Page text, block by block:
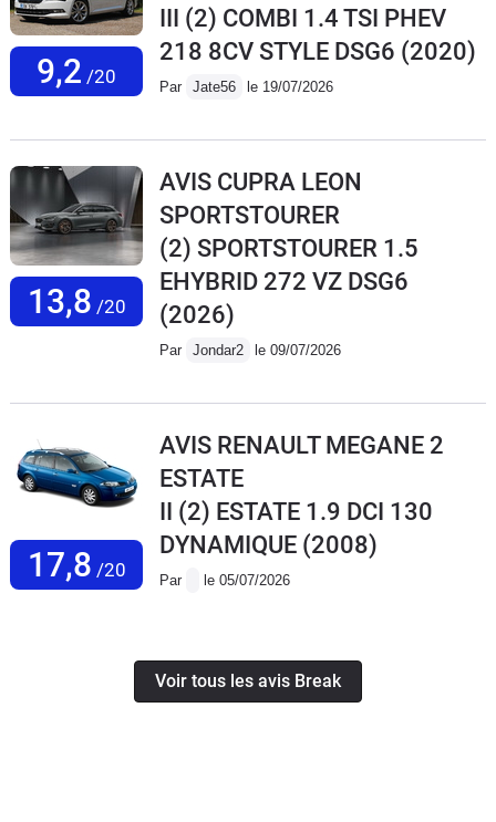
9,2 /20
III (2) COMBI 1.4 TSI PHEV
218 8CV STYLE DSG6 (2020)
Par Jate56 le 19/07/2026
13,8 /20
AVIS CUPRA LEON
SPORTSTOURER
(2) SPORTSTOURER 1.5
EHYBRID 272 VZ DSG6
(2026)
Par Jondar2 le 09/07/2026
17,8 /20
AVIS RENAULT MEGANE 2
ESTATE
II (2) ESTATE 1.9 DCI 130
DYNAMIQUE (2008)
Par le 05/07/2026
Voir tous les avis Break